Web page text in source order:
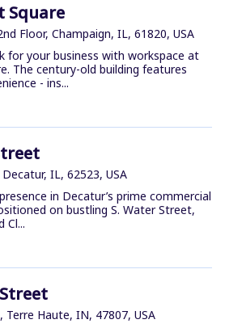
Square
Floor, Champaign, IL, 61820, USA
for your business with workspace at
The century-old building features
- ins...
IL, 62523, USA
in Decatur’s prime commercial
on bustling S. Water Street,
Cl...
Haute, IN, 47807, USA